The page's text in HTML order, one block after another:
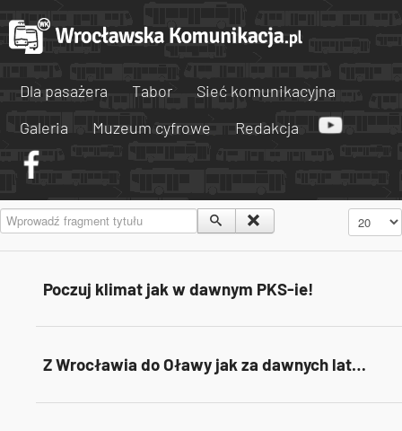
Dla pasażera Tabor
Sieć komunikacyjna
Galeria
Muzeum cyfrowe Redakcja
Wprowadź fragment tytułu Pokaż #
Poczuj klimat jak w dawnym PKS-ie!
Z Wrocławia do Oławy jak za dawnych lat…